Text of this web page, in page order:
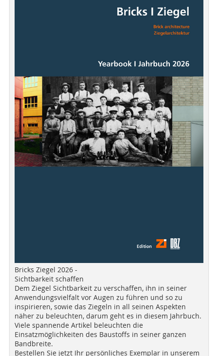
Bricks Ziegel 2026 -
Sichtbarkeit schaffen
Dem Ziegel Sichtbarkeit zu verschaffen, ihn in seiner
Anwendungsvielfalt vor Augen zu führen und so zu
inspirieren, sowie das Ziegeln in all seinen Aspekten
näher zu beleuchten, darum geht es in diesem Jahrbuch.
Viele spannende Artikel beleuchten die
Einsatzmöglichkeiten des Baustoffs in seiner ganzen
Bandbreite.
Bestellen Sie jetzt Ihr persönliches Exemplar in unserem